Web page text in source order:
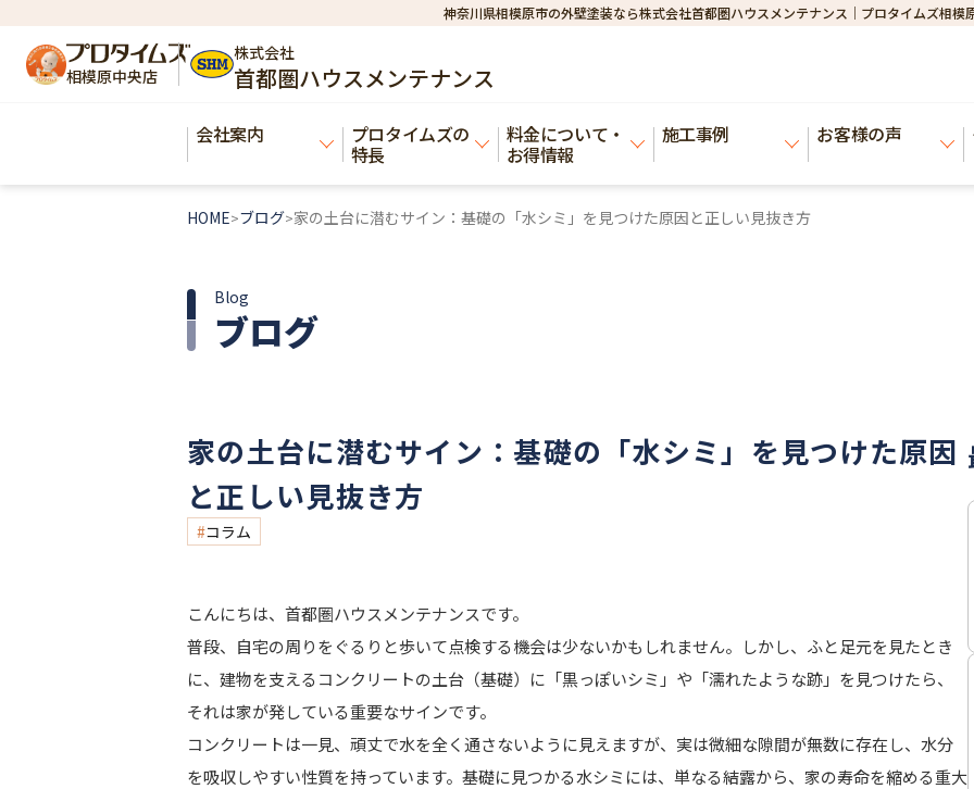
神奈川県相模原市の外壁塗装なら株式会社首都圏ハウスメンテナンス｜プロタイムズ相模
相模原中央店
株式会社
首都圏ハウスメンテナンス
会社案内 プロタイムズの
特長
料金について・
お得情報
施工事例 お客様の声
HOME>ブログ>家の土台に潜むサイン：基礎の「水シミ」を見つけた原因と正しい見抜き方
ブログ
Blog
家の土台に潜むサイン：基礎の「水シミ」を見つけた原因
と正しい見抜き方
コラム
こんにちは、首都圏ハウスメンテナンスです。
普段、自宅の周りをぐるりと歩いて点検する機会は少ないかもしれません。しかし、ふと足元を見たとき
に、建物を支えるコンクリートの土台（基礎）に「黒っぽいシミ」や「濡れたような跡」を見つけたら、
それは家が発している重要なサインです。
コンクリートは一見、頑丈で水を全く通さないように見えますが、実は微細な隙間が無数に存在し、水分
を吸収しやすい性質を持っています。基礎に見つかる水シミには、単なる結露から、家の寿命を縮める重大